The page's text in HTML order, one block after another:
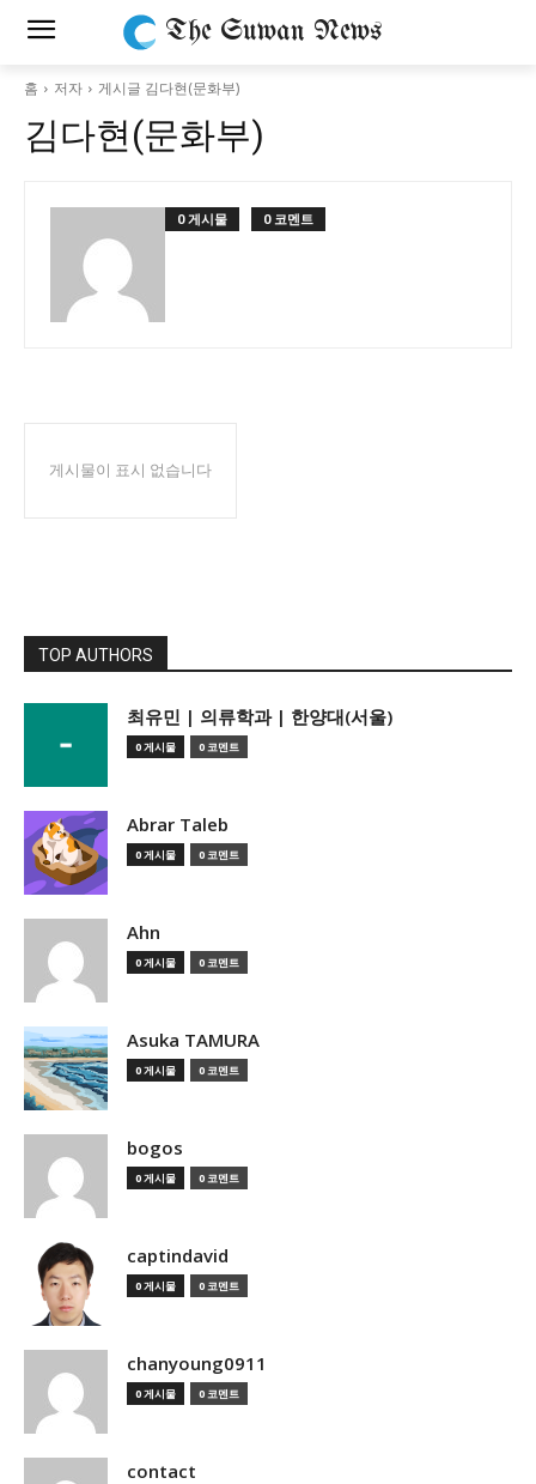
The Suwan News
홈 저자 게시글 김다현(문화부)
김다현(문화부)
0 게시물 0 코멘트
게시물이 표시 없습니다
TOP AUTHORS
­최유민 | 의류학과 | 한양대(서울)
0 게시물 0 코멘트
Abrar Taleb
0 게시물 0 코멘트
Ahn
0 게시물 0 코멘트
Asuka TAMURA
0 게시물 0 코멘트
bogos
0 게시물 0 코멘트
captindavid
0 게시물 0 코멘트
chanyoung0911
0 게시물 0 코멘트
contact